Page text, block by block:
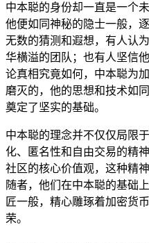
中本聪的身份却一直是一个
他便如同神秘的隐士一般，
无数的猜测和遐想，有人认
华横溢的团队；也有人坚信
论真相究竟如何，中本聪为
磨灭的，他的思想和技术如
奠定了坚实的基础。
中本聪的理念并不仅仅局限
化、匿名性和自由交易的精
社区的核心价值观，这种精
随者，他们在中本聪的基础
匠一般，精心雕琢着加密货
荣。